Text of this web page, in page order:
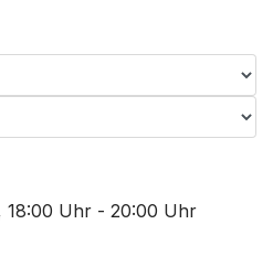
18:00 Uhr - 20:00 Uhr